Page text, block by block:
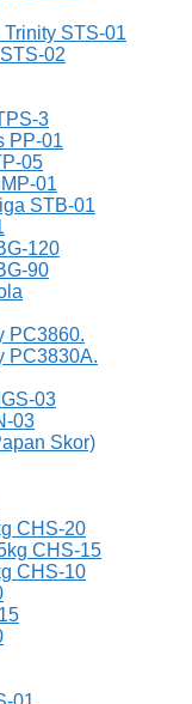
STS-01
02
3
PP-01
05
01
STB-01
120
90
PC3860.
PC3830A.
03
03
Skor)
CHS-20
CHS-15
CHS-10